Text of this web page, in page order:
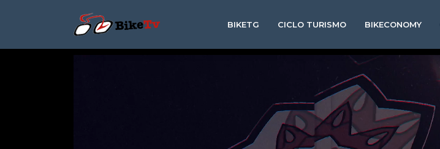
BIKETG CICLO TURISMO BIKECONOMY
Player